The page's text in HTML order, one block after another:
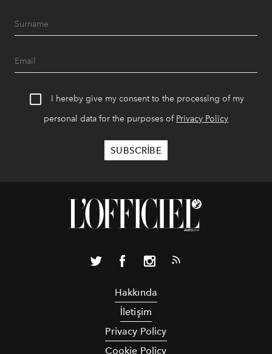
I hereby give my consent to the processing of my
personal data for the purposes of Privacy Policy
Hakkında
İletişim
Privacy Policy
Cookie Policy